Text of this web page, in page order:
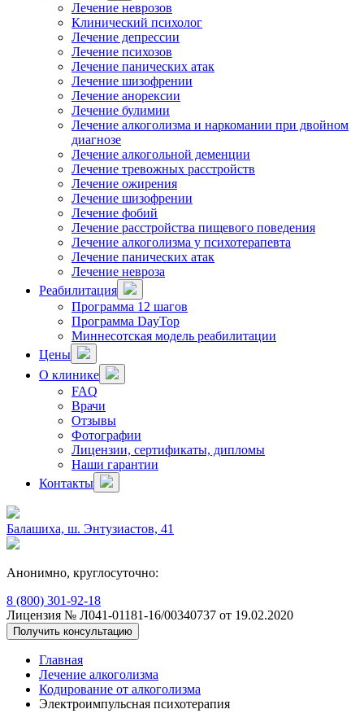
Лечение неврозов
Клинический психолог
Лечение депрессии
Лечение психозов
Лечение панических атак
Лечение шизофрении
Лечение анорексии
Лечение булимии
Лечение алкоголизма и наркомании при двойном
диагнозе
Лечение алкогольной деменции
Лечение тревожных расстройств
Лечение ожирения
Лечение шизофрении
Лечение фобий
Лечение расстройства пищевого поведения
Лечение алкоголизма у психотерапевта
Лечение панических атак
Лечение невроза
Реабилитация
Программа 12 шагов
Программа DayTop
Миннесотская модель реабилитации
Цены
О клинике
FAQ
Врачи
Отзывы
Фотографии
Лицензии, сертификаты, дипломы
Наши гарантии
Контакты
Балашиха, ш. Энтузиастов, 41
Анонимно, круглосуточно:
8 (800) 301-92-18
Лицензия № Л041-01181-16/00340737 от 19.02.2020
Получить консультацию
Главная
Лечение алкоголизма
Кодирование от алкоголизма
Электроимпульсная психотерапия